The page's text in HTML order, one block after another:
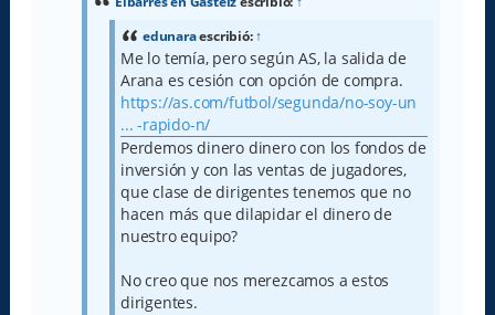
edunaraescribió:↑
Me lo temía, pero según AS, la salida de
Arana es cesión con opción de compra.
https://as.com/futbol/segunda/no-soy-un
... -rapido-n/
Perdemos dinero dinero con los fondos de
inversión y con las ventas de jugadores,
que clase de dirigentes tenemos que no
hacen más que dilapidar el dinero de
nuestro equipo?
No creo que nos merezcamos a estos
dirigentes.